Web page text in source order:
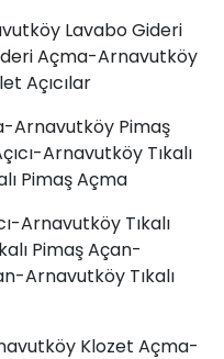
Lavabo Gideri
Açma-Arnavutköy
Açıcılar
Arnavutköy Pimaş
Arnavutköy Tıkalı
Pimaş Açma
Arnavutköy Tıkalı
Pimaş Açan-
Arnavutköy Tıkalı
Klozet Açma-